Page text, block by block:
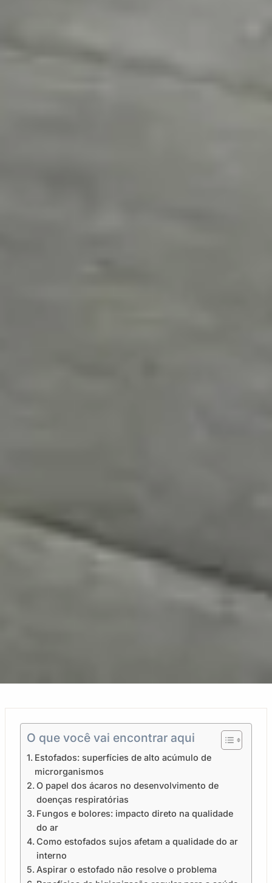
O que você vai encontrar aqui
Estofados: superfícies de alto acúmulo de
microrganismos
O papel dos ácaros no desenvolvimento de
doenças respiratórias
Fungos e bolores: impacto direto na qualidade
do ar
Como estofados sujos afetam a qualidade do ar
interno
Aspirar o estofado não resolve o problema